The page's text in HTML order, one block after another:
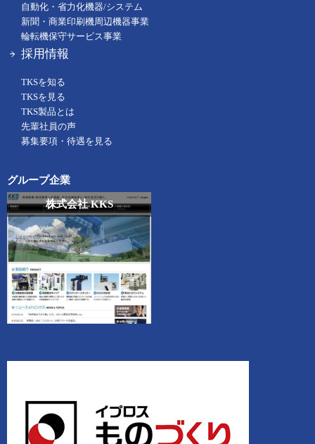
自動化・省力化機器/システム
新聞・商業印刷機周辺機器事業
輪転機保守サービス事業
採用情報
TKSを知る
TKSを見る
TKS製品とは
先輩社員の声
募集要項・待遇を見る
グループ企業
株式会社 KKS